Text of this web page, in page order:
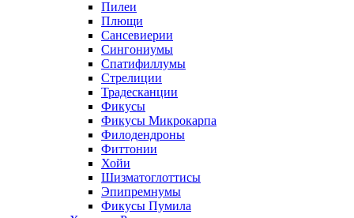
Пилеи
Плющи
Сансевиерии
Сингониумы
Спатифиллумы
Стрелиции
Традесканции
Фикусы
Фикусы Микрокарпа
Филодендроны
Фиттонии
Хойи
Шизматоглоттисы
Эпипремнумы
Фикусы Пумила